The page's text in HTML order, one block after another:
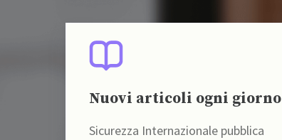
Nuovi articoli ogni giorno
Sicurezza Internazionale pubblica